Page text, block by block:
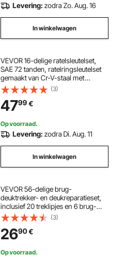
Levering:zodra Zo. Aug. 16
In winkelwagen
VEVOR 16-delige ratelsleutelset,
SAE 72 tanden, ratelringsleutelset
gemaakt van Cr-V-staal met
opbergtas, steeksleutels en
ratelringsleutels voor reparaties in
en rond het huis en aan de auto.
(3)
4799€
Op voorraad.
Levering:zodra Di. Aug. 11
In winkelwagen
VEVOR 56-delige brug-
deuktrekker- en deukreparatieset,
inclusief 20 treklipjes en 6 brug-
treklipjes, aluminium
deukverwijderingsgereedschap
voor auto's, koelkasten, enz.
(3)
2690€
Op voorraad.